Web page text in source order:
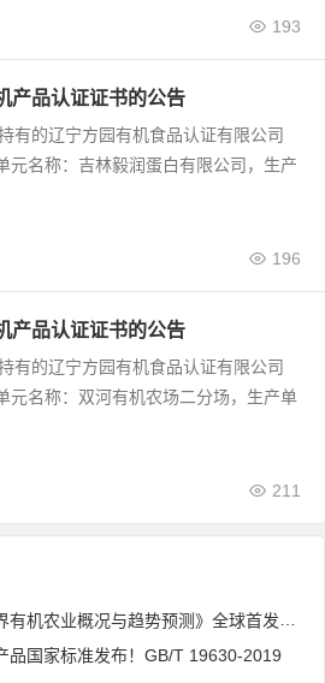
193
产品认证证书的公告
有的辽宁方园有机食品认证有限公司
元名称：吉林毅润蛋白有限公司，生产
196
产品认证证书的公告
有的辽宁方园有机食品认证有限公司
元名称：双河有机农场二分场，生产单
211
概况与趋势预测》全球首发 – 中国有机市场规模跻身世界第三
品国家标准发布！GB/T 19630-2019